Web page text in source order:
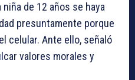
de 12 años se haya
presuntamente porque
celular. Ante ello, señaló
valores morales y